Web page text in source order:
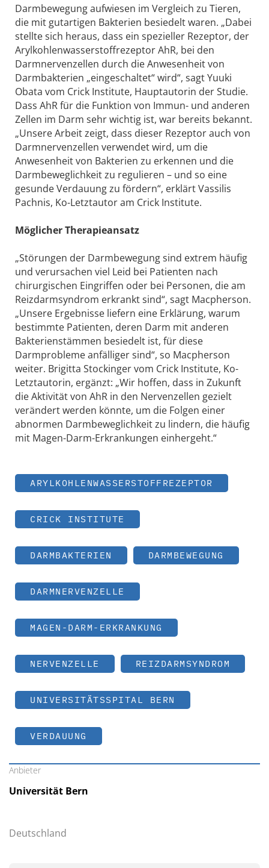
Darmbewegung aufwiesen im Vergleich zu Tieren,
die mit gutartigen Bakterien besiedelt waren. „Dabei
stellte sich heraus, dass ein spezieller Rezeptor, der
Arylkohlenwasserstoffrezeptor AhR, bei den
Darmnervenzellen durch die Anwesenheit von
Darmbakterien „eingeschaltet“ wird“, sagt Yuuki
Obata vom Crick Institute, Hauptautorin der Studie.
Dass AhR für die Funktion von Immun- und anderen
Zellen im Darm sehr wichtig ist, war bereits bekannt.
„Unsere Arbeit zeigt, dass dieser Rezeptor auch von
Darmnervenzellen verwendet wird, um die
Anwesenheit von Bakterien zu erkennen und die
Darmbeweglichkeit zu regulieren – und so eine
gesunde Verdauung zu fördern“, erklärt Vassilis
Pachnis, Ko-Letztautor am Crick Institute.
Möglicher Therapieansatz
„Störungen der Darmbewegung sind extrem häufig
und verursachen viel Leid bei Patienten nach
chirurgischen Eingriffen oder bei Personen, die am
Reizdarmsyndrom erkrankt sind“, sagt Macpherson.
„Unsere Ergebnisse liefern eine Erklärung, warum
bestimmte Patienten, deren Darm mit anderen
Bakterienstämmen besiedelt ist, für diese
Darmprobleme anfälliger sind“, so Macpherson
weiter. Brigitta Stockinger vom Crick Institute, Ko-
Letztautorin, ergänzt: „Wir hoffen, dass in Zukunft
die Aktivität von AhR in den Nervenzellen gezielt
verändert werden könnte, um die Folgen einer
abnormen Darmbeweglichkeit zu lindern, die häufig
mit Magen-Darm-Erkrankungen einhergeht.“
ARYLKOHLENWASSERSTOFFREZEPTOR
CRICK INSTITUTE
DARMBAKTERIEN DARMBEWEGUNG
DARMNERVENZELLE
MAGEN-DARM-ERKRANKUNG
NERVENZELLE REIZDARMSYNDROM
UNIVERSITÄTSSPITAL BERN
VERDAUUNG
Anbieter
Universität Bern
Deutschland